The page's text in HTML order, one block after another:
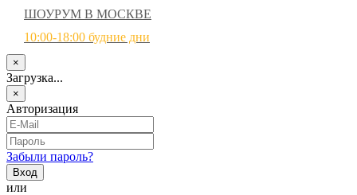
ШОУРУМ В МОСКВЕ
10:00-18:00 будние дни
×
Загрузка...
×
Авторизация
Забыли пароль?
или